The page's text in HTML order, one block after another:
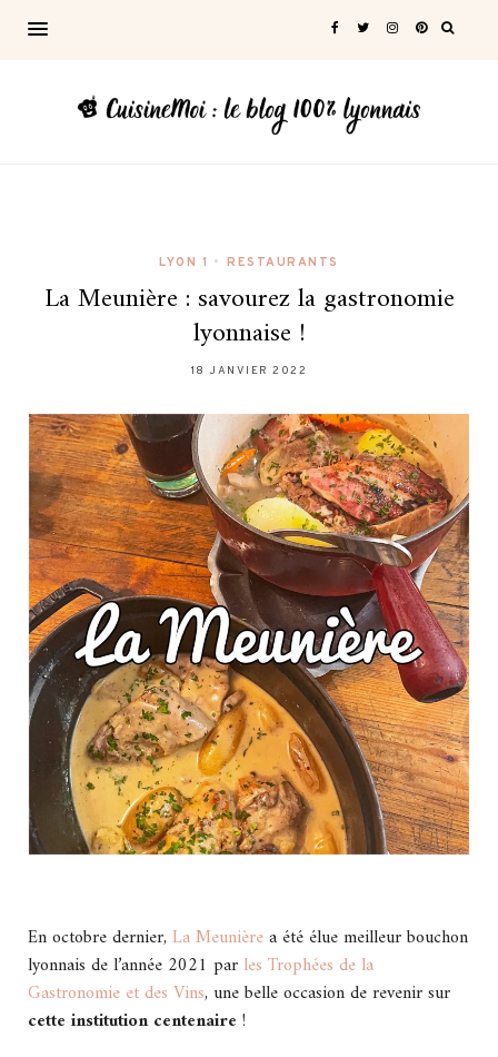
LYON 1 • RESTAURANTS
La Meunière : savourez la gastronomie
lyonnaise !
18 JANVIER 2022
En octobre dernier, La Meunièrea été élue meilleur bouchon
lyonnais de l’année 2021 par les Trophées de la
Gastronomie et des Vins, une belle occasion de revenir sur
cette institution centenaire !